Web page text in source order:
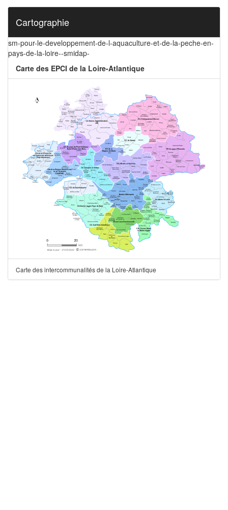
Cartographie
sm-pour-le-developpement-de-l-aquaculture-et-de-la-peche-en-
pays-de-la-loire--smidap-
Carte des EPCI de la Loire-Atlantique
Carte des intercommunalités de la Loire-Atlantique